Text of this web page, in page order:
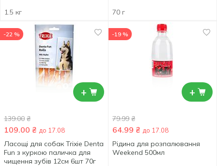
1.5 кг 70 г
+
-22 %
139.00 ₴
109.00 ₴ до 17.08
Ласощі для собак Trixie Denta
Fun з куркою паличка для
чищення зубів 12cм 6шт 70г
+
-19 %
79.99 ₴
64.99 ₴ до 17.08
Рідина для розпалювання
Weekend 500мл